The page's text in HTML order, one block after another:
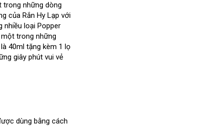
trong đặt
mua
những dòng
ở
đâu
uy
tín
của Rắn Hy Lạp có
với
nhiều loại Popper
trong nội
địa
những
40ml tặng kèm 1 lọ
giây phút vui vẻ
dùng bằng cách